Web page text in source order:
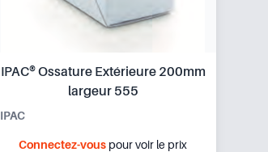
IPAC® Ossature Extérieure 200mm
largeur 555
IPAC
Connectez-vous pour voir le prix